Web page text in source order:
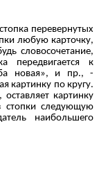
перевернутых
любую карточку,
словосочетание,
передвигается к
новая», и пр., -
картинку по кругу.
картинку
стопки следующую
наибольшего